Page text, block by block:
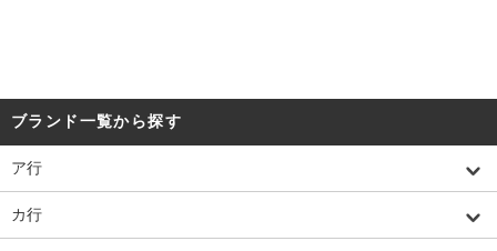
ブランド一覧から探す
ア行
カ行